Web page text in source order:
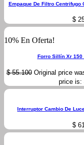
Empaque De Filtro Centrifugo
$
10% En Oferta!
Forro Sillín Xr 150
$55.100 Original price
price is:
Interruptor Cambio De
$